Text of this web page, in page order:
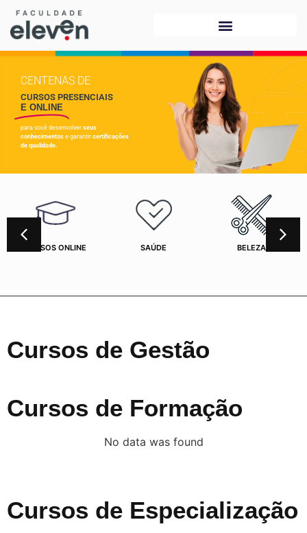
CENTENAS DE
CURSOS PRESENCIAIS
E ONLINE
para você desenvolver seus
conhecimentos e garantir certificações
de qualidade.
CURSOS ONLINE SAÚDE BELEZA
Cursos de Gestão
Cursos de Formação
No data was found
Cursos de Especialização